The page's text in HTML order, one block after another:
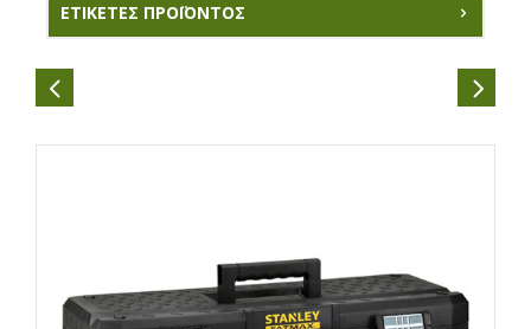
ΕΤΙΚΈΤΕΣ ΠΡΟΪΌΝΤΟΣ